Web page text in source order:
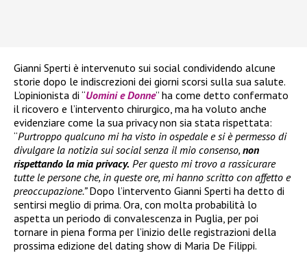
Gianni Sperti è intervenuto sui social condividendo alcune
storie dopo le indiscrezioni dei giorni scorsi sulla sua salute.
L’opinionista di “Uomini e Donne” ha come detto confermato
il ricovero e l’intervento chirurgico, ma ha voluto anche
evidenziare come la sua privacy non sia stata rispettata:
“Purtroppo qualcuno mi ha visto in ospedale e si è permesso di
divulgare la notizia sui social senza il mio consenso, non
rispettando la mia privacy. Per questo mi trovo a rassicurare
tutte le persone che, in queste ore, mi hanno scritto con affetto e
preoccupazione.”Dopo l’intervento Gianni Sperti ha detto di
sentirsi meglio di prima. Ora, con molta probabilità lo
aspetta un periodo di convalescenza in Puglia, per poi
tornare in piena forma per l’inizio delle registrazioni della
prossima edizione del dating show di Maria De Filippi.